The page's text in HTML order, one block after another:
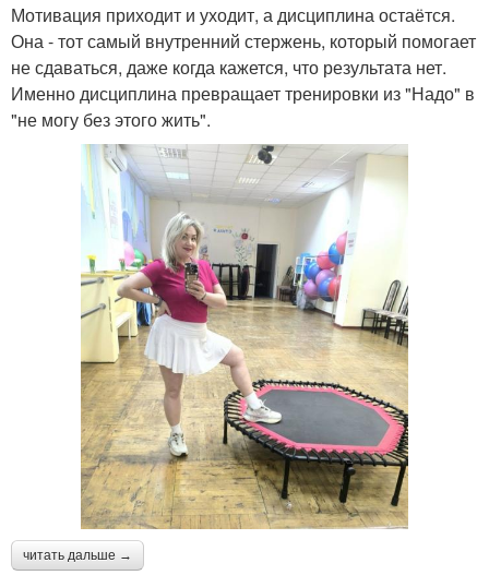
Мотивация приходит и уходит, а дисциплина остаётся.
Она - тот самый внутренний стержень, который помогает
не сдаваться, даже когда кажется, что результата нет.
Именно дисциплина превращает тренировки из "Надо" в
"не могу без этого жить".
читать дальше →